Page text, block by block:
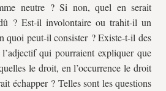
neutre ? Si non, quel en serait
? Est-il involontaire ou trahit-il un
quoi peut-il consister ? Existe-t-il des
qui pourraient expliquer que
le droit, en l’occurrence le droit
échapper ? Telles sont les questions